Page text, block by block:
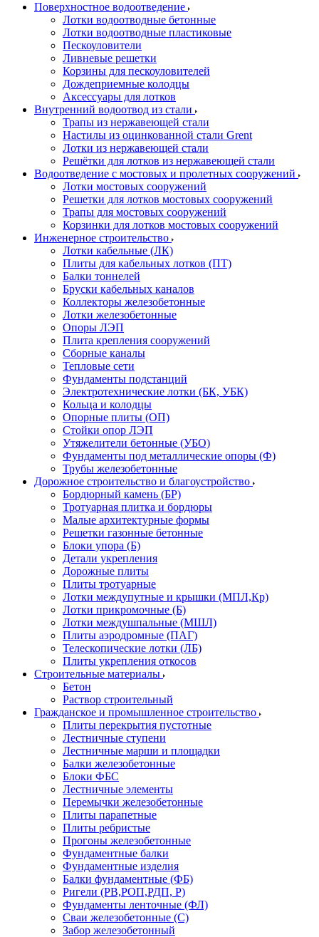
Поверхностное водоотведение
Лотки водоотводные бетонные
Лотки водоотводные пластиковые
Пескоуловители
Ливневые решетки
Корзины для пескоуловителей
Дождеприемные колодцы
Аксессуары для лотков
Внутренний водоотвод из стали
Трапы из нержавеющей стали
Настилы из оцинкованной стали Grent
Лотки из нержавеющей стали
Решётки для лотков из нержавеющей стали
Водоотведение с мостовых и пролетных сооружений
Лотки мостовых сооружений
Решетки для лотков мостовых сооружений
Трапы для мостовых сооружений
Корзинки для лотков мостовых сооружений
Инженерное строительство
Лотки кабельные (ЛК)
Плиты для кабельных лотков (ПТ)
Балки тоннелей
Бруски кабельных каналов
Коллекторы железобетонные
Лотки железобетонные
Опоры ЛЭП
Плита крепления сооружений
Сборные каналы
Тепловые сети
Фундаменты подстанций
Электротехнические лотки (БК, УБК)
Кольца и колодцы
Опорные плиты (ОП)
Стойки опор ЛЭП
Утяжелители бетонные (УБО)
Фундаменты под металлические опоры (Ф)
Трубы железобетонные
Дорожное строительство и благоустройство
Бордюрный камень (БР)
Тротуарная плитка и бордюры
Малые архитектурные формы
Решетки газонные бетонные
Блоки упора (Б)
Детали укрепления
Дорожные плиты
Плиты тротуарные
Лотки междупутные и крышки (МПЛ,Кр)
Лотки прикромочные (Б)
Лотки междушпальные (МШЛ)
Плиты аэродромные (ПАГ)
Телескопические лотки (ЛБ)
Плиты укрепления откосов
Строительные материалы
Бетон
Раствор строительный
Гражданское и промышленное строительство
Плиты перекрытия пустотные
Лестничные ступени
Лестничные марши и площадки
Балки железобетонные
Блоки ФБС
Лестничные элементы
Перемычки железобетонные
Плиты парапетные
Плиты ребристые
Прогоны железобетонные
Фундаментные балки
Фундаментные изделия
Балки фундаментные (ФБ)
Ригели (РВ,РОП,РДП, Р)
Фундаменты ленточные (ФЛ)
Сваи железобетонные (С)
Забор железобетонный